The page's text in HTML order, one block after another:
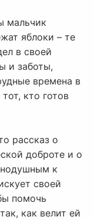
мальчик
яблоки – те
в своей
и заботы,
времена в
кто готов
рассказ о
доброте и о
к
своей
помочь
как велит ей